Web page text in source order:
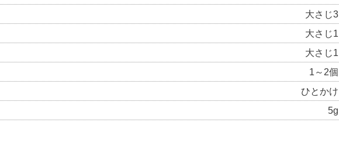
大さじ3
大さじ1
大さじ1
1～2個
ひとかけ
5g